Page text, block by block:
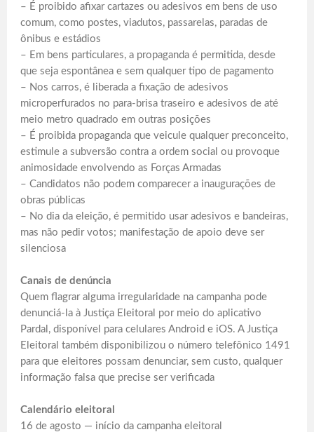
– É proibido afixar cartazes ou adesivos em bens de uso
comum, como postes, viadutos, passarelas, paradas de
ônibus e estádios
– Em bens particulares, a propaganda é permitida, desde
que seja espontânea e sem qualquer tipo de pagamento
– Nos carros, é liberada a fixação de adesivos
microperfurados no para-brisa traseiro e adesivos de até
meio metro quadrado em outras posições
– É proibida propaganda que veicule qualquer preconceito,
estimule a subversão contra a ordem social ou provoque
animosidade envolvendo as Forças Armadas
– Candidatos não podem comparecer a inaugurações de
obras públicas
– No dia da eleição, é permitido usar adesivos e bandeiras,
mas não pedir votos; manifestação de apoio deve ser
silenciosa
Canais de denúncia
Quem flagrar alguma irregularidade na campanha pode
denunciá-la à Justiça Eleitoral por meio do aplicativo
Pardal, disponível para celulares Android e iOS. A Justiça
Eleitoral também disponibilizou o número telefônico 1491
para que eleitores possam denunciar, sem custo, qualquer
informação falsa que precise ser verificada
Calendário eleitoral
16 de agosto — início da campanha eleitoral